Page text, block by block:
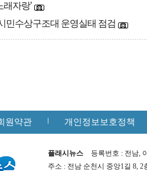
래자랑’
민수상구조대 운영실태 점검
원약관 개인정보보호정책
플래시뉴스
등록번호 : 전남,
주소 : 전남 순천시 중앙1길 8,